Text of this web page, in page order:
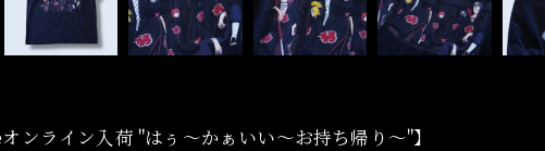
オンライン入荷 "はぅ〜かぁいい〜お持ち帰り〜"】